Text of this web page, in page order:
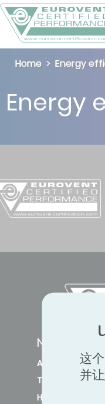
Home Energy
Energy
NAVIGATION
Air quality and
Thermal
Heat pump
这
并